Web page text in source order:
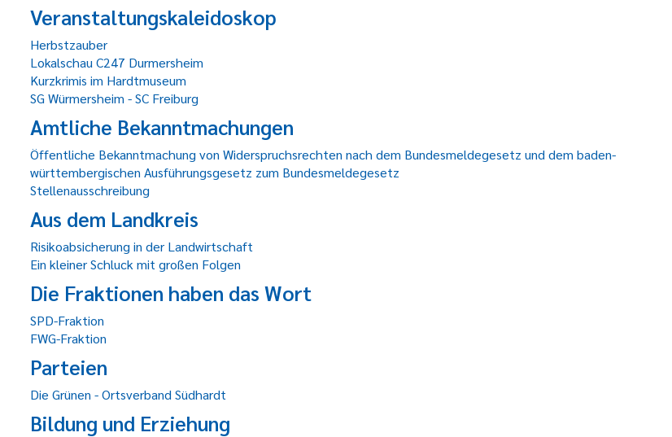
Veranstaltungskaleidoskop
Herbstzauber
Lokalschau C247 Durmersheim
Kurzkrimis im Hardtmuseum
SG Würmersheim - SC Freiburg
Amtliche Bekanntmachungen
Öffentliche Bekanntmachung von Widerspruchsrechten nach dem Bundesmeldegesetz und dem baden-
württembergischen Ausführungsgesetz zum Bundesmeldegesetz
Stellenausschreibung
Aus dem Landkreis
Risikoabsicherung in der Landwirtschaft
Ein kleiner Schluck mit großen Folgen
Die Fraktionen haben das Wort
SPD-Fraktion
FWG-Fraktion
Parteien
Die Grünen - Ortsverband Südhardt
Bildung und Erziehung